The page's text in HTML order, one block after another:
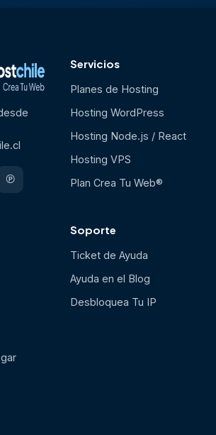
℗
Servicios
Planes de Hosting
Hosting WordPress
Hosting Node.js / React
Hosting VPS
Plan Crea Tu Web®
Soporte
Ticket de Ayuda
Ayuda en el Blog
Desbloquea Tu IP